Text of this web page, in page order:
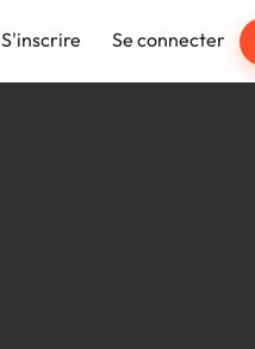
S'inscrire Se connecter